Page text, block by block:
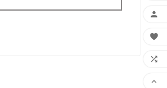



